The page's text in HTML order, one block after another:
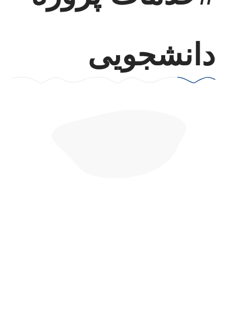
دانشجویی